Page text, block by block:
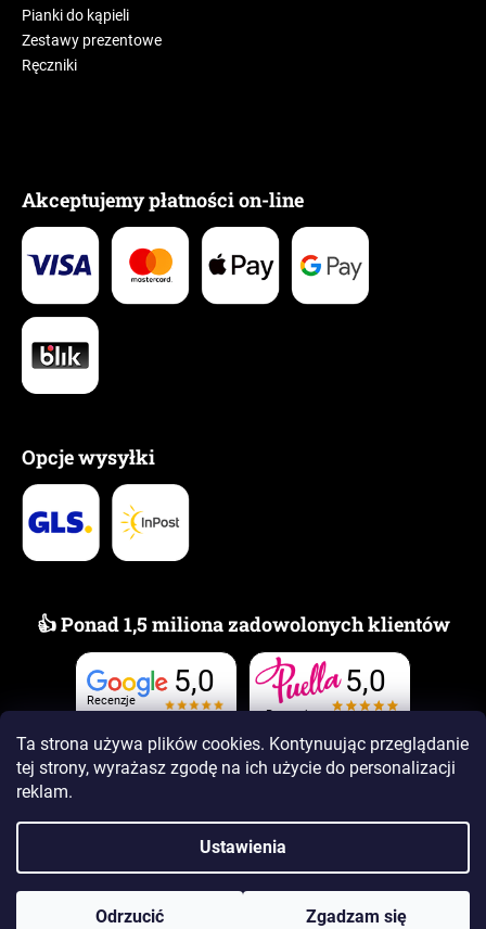
Ta strona używa plików cookies. Kontynuując przeglądanie
tej strony, wyrażasz zgodę na ich użycie do personalizacji
reklam.
Ustawienia
Odrzucić Zgadzam się
Pianki do kąpieli
Zestawy prezentowe
Ręczniki
Akceptujemy płatności on-line
Opcje wysyłki
👍 Ponad 1,5 miliona zadowolonych klientów
Recenzje
5,0
Recenzje
5,0
Copyright 2026www.PUELLAzapachy.pl. Wszystkie prawa